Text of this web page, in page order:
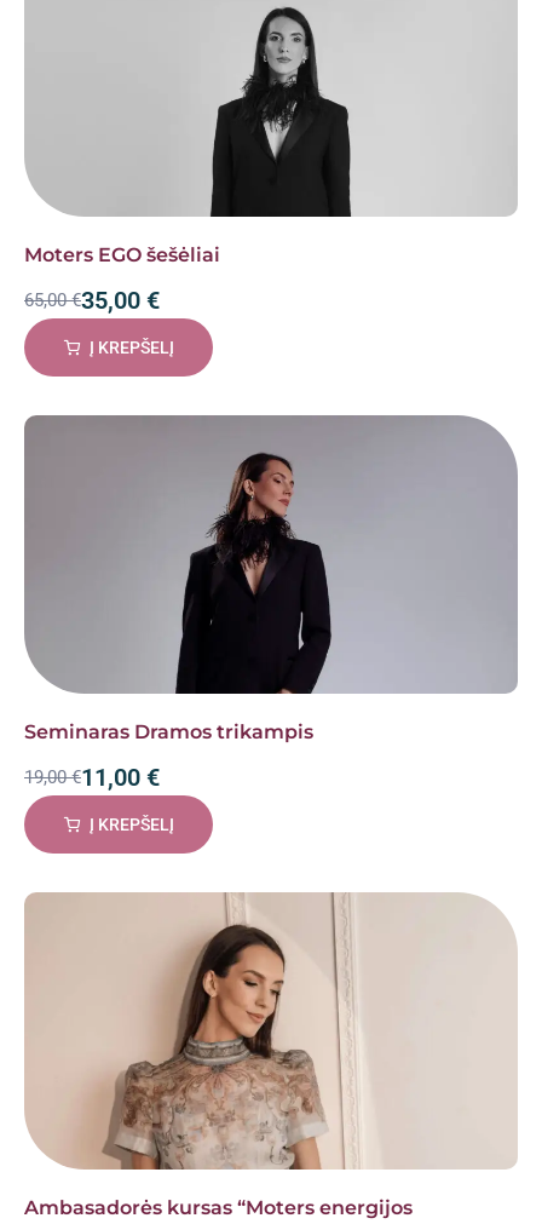
Moters EGO šešėliai
65,00€35,00 €
Į KREPŠELĮ
Seminaras Dramos trikampis
19,00€11,00 €
Į KREPŠELĮ
Ambasadorės kursas “Moters energijos